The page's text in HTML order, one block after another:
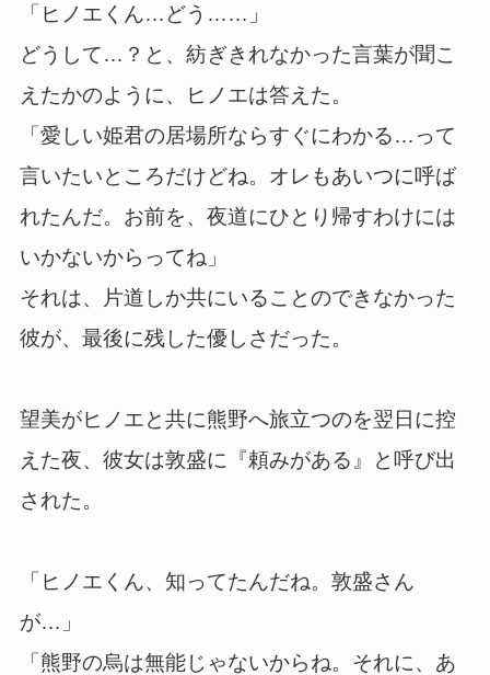
「ヒノエくん…どう……」
どうして…？と、紡ぎきれなかった言葉が聞こ
えたかのように、ヒノエは答えた。
「愛しい姫君の居場所ならすぐにわかる…って
言いたいところだけどね。オレもあいつに呼ば
れたんだ。お前を、夜道にひとり帰すわけには
いかないからってね」
それは、片道しか共にいることのできなかった
彼が、最後に残した優しさだった。
望美がヒノエと共に熊野へ旅立つのを翌日に控
えた夜、彼女は敦盛に『頼みがある』と呼び出
された。
「ヒノエくん、知ってたんだね。敦盛さん
が…」
「熊野の烏は無能じゃないからね。それに、あ